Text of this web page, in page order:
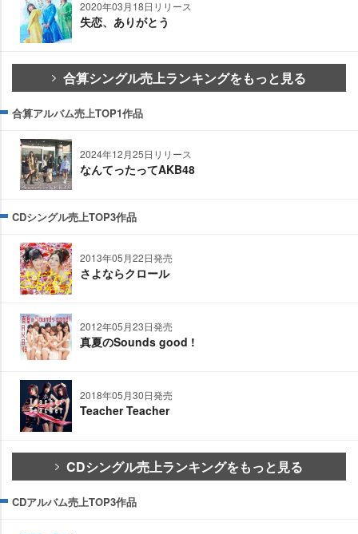
2020年03月18日リリース
失恋、ありがとう
合算シングル売上ランキングをもっと見る
合算アルバム売上TOP1作品
2024年12月25日リリース
なんてったってAKB48
CDシングル売上TOP3作品
2013年05月22日発売
さよならクロール
2012年05月23日発売
真夏のSounds good !
2018年05月30日発売
Teacher Teacher
CDシングル売上ランキングをもっと見る
CDアルバム売上TOP3作品